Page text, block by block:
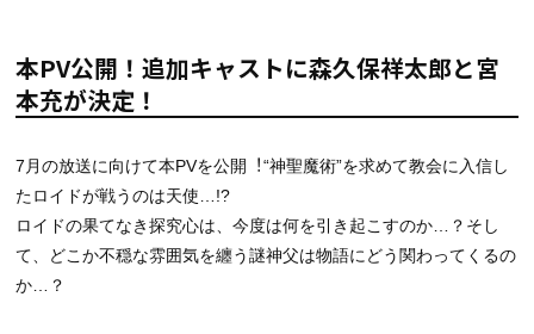
本PV公開！追加キャストに森久保祥太郎と宮
本充が決定！
7⽉の放送に向けて本PVを公開︕“神聖魔術”を求めて教会に入信し
たロイドが戦うのは天使…!?
ロイドの果てなき探究心は、今度は何を引き起こすのか…？そし
て、どこか不穏な雰囲気を纏う謎神父は物語にどう関わってくるの
か…？